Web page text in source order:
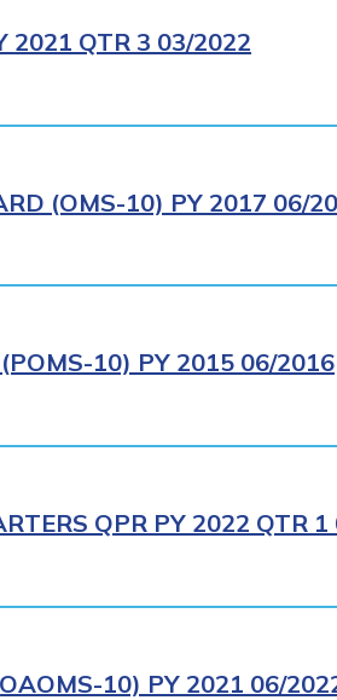
2021 QTR 3 03/2022
(OMS-10) PY 2017 06/
10) PY 2015 06/2016
QPR PY 2022 QTR
10) PY 2021 06/